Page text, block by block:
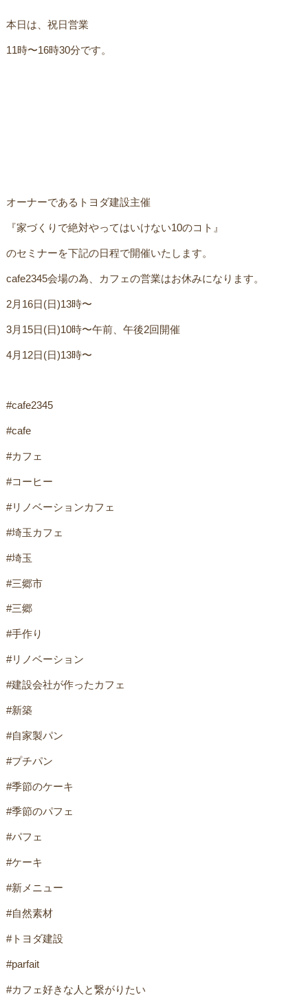
本日は、祝日営業ㅤ
11時〜16時30分です。ㅤ
オーナーであるトヨダ建設主催
ㅤ『家づくりで絶対やってはいけない10のコト』
のセミナーを下記の日程で開催いたします。
cafe2345会場の為、カフェの営業はお休みになります。 ㅤ
2月16日(日)13時〜
3月15日(日)10時〜午前、午後2回開催
4月12日(日)13時〜
#cafe2345
#cafe
#カフェ
#コーヒー
#リノベーションカフェ
#埼玉カフェ
#埼玉
#三郷市
#三郷
#手作り
#リノベーション
#建設会社が作ったカフェ
#新築
#自家製パン
#プチパン
#季節のケーキ
#季節のパフェ
#パフェ
#ケーキ
#新メニュー
#自然素材
#トヨダ建設
#parfait
#カフェ好きな人と繋がりたい